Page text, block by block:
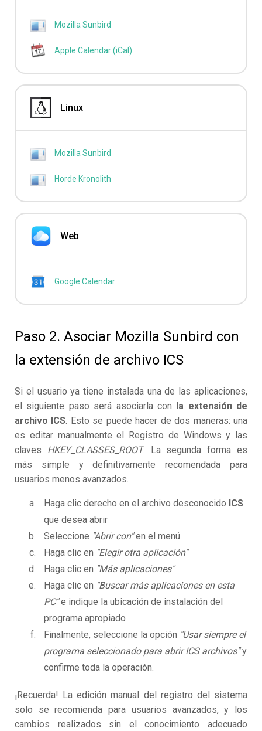
Mozilla Sunbird
Apple Calendar (iCal)
Linux
Mozilla Sunbird
Horde Kronolith
Web
Google Calendar
Paso 2. Asociar Mozilla Sunbird con
la extensión de archivo ICS
Si el usuario ya tiene instalada una de las aplicaciones,
el siguiente paso será asociarla con la extensión de
archivo ICS. Esto se puede hacer de dos maneras: una
es editar manualmente el Registro de Windows y las
claves HKEY_CLASSES_ROOT. La segunda forma es
más simple y definitivamente recomendada para
usuarios menos avanzados.
Haga clic derecho en el archivo desconocido ICS
que desea abrir
Seleccione "Abrir con"en el menú
Haga clic en "Elegir otra aplicación"
Haga clic en "Más aplicaciones"
Haga clic en "Buscar más aplicaciones en esta
PC"e indique la ubicación de instalación del
programa apropiado
Finalmente, seleccione la opción "Usar siempre el
programa seleccionado para abrir ICS archivos"y
confirme toda la operación.
¡Recuerda! La edición manual del registro del sistema
solo se recomienda para usuarios avanzados, y los
cambios realizados sin el conocimiento adecuado